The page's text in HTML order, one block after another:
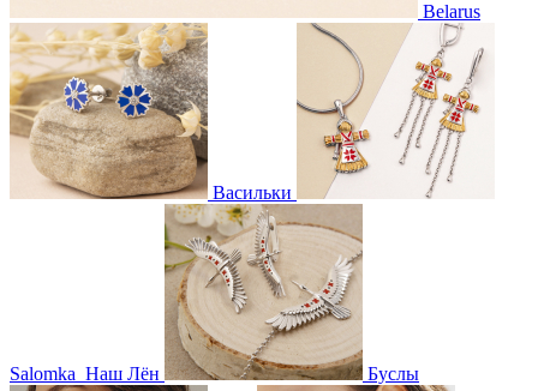
Belarus
Васильки
Salomka Наш Лён Буслы